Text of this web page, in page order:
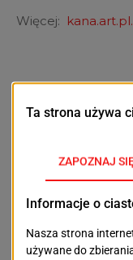
Więcej: kana.art.pl.
Teatr Polski